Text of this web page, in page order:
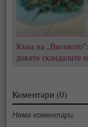
Къна на
докато скандалите
Коментари (0)
Няма коментари.